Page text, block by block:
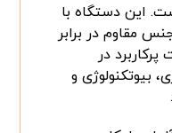
این دستگاه با
مقاوم در برابر
در
بیوتکنولوژی و